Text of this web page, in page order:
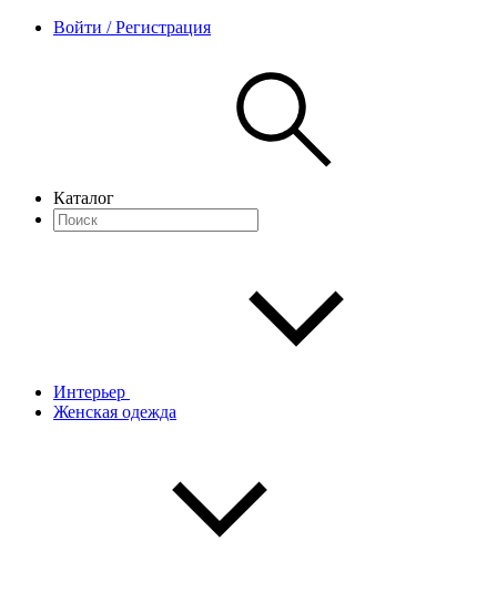
Войти / Регистрация
Каталог
Интерьер
Женская одежда